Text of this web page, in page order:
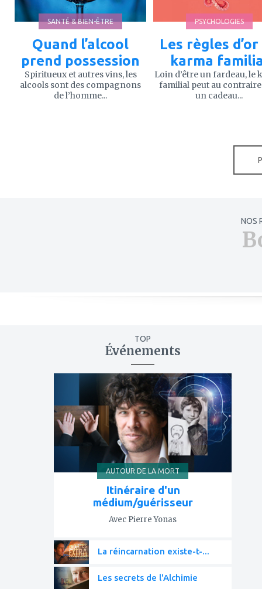
SANTÉ & BIEN-ÊTRE
Quand l’alcool
prend possession
Spiritueux et autres vins, les
alcools sont des compagnons
de l’homme...
PSYCHOLOGIES
Les règles d’or
karma
Loin d’être un fardeau, le
familial peut au
un cadeau...
NOS
TOP
Événements
AUTOUR DE LA MORT
Itinéraire d'un
médium/guérisseur
Avec Pierre Yonas
La réincarnation existe-t-...
Les secrets de l'Alchimie